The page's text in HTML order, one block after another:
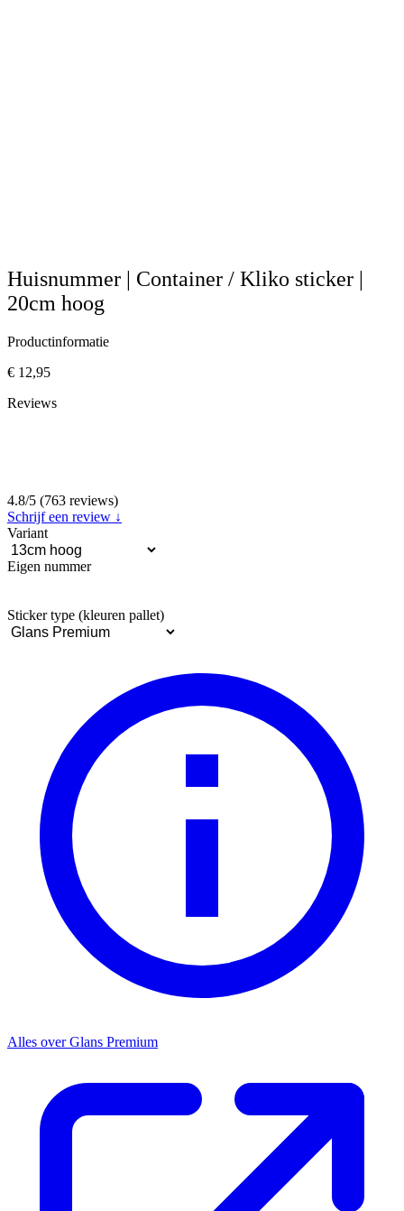
Huisnummer | Container / Kliko sticker |
20cm hoog
Productinformatie
€ 12,95
Reviews
4.8/5 (763 reviews)
Schrijf een review ↓
Variant
Eigen nummer
Sticker type (kleuren pallet)
Alles overGlans Premium